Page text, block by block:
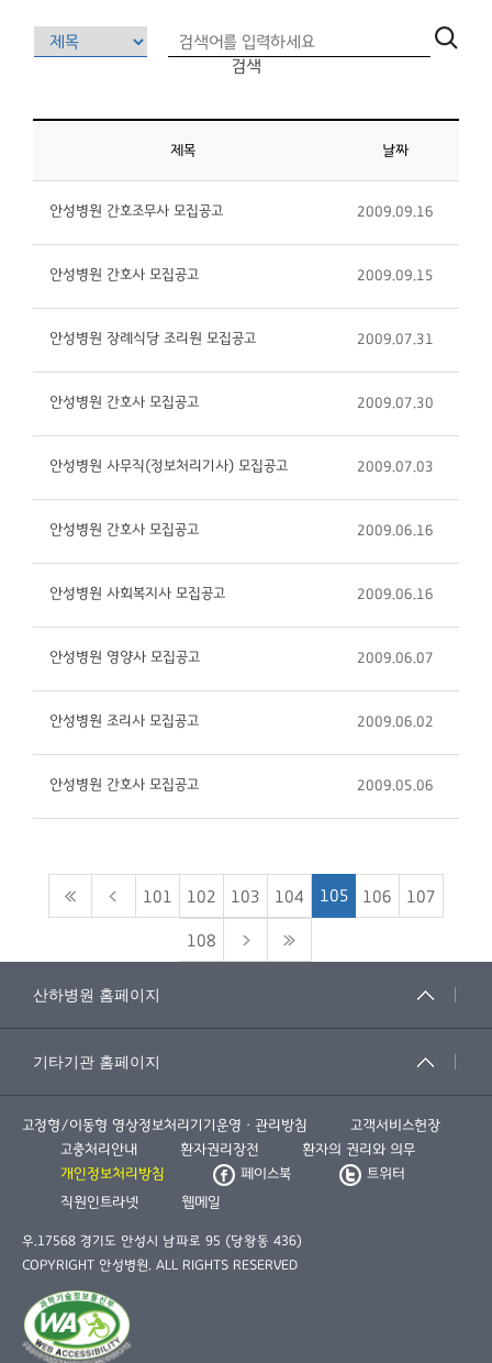
검색
제목 날짜
안성병원 간호조무사 모집공고 2009.09.16
안성병원 간호사 모집공고 2009.09.15
안성병원 장례식당 조리원 모집공고 2009.07.31
안성병원 간호사 모집공고 2009.07.30
안성병원 사무직(정보처리기사) 모집공고 2009.07.03
안성병원 간호사 모집공고 2009.06.16
안성병원 사회복지사 모집공고 2009.06.16
안성병원 영양사 모집공고 2009.06.07
안성병원 조리사 모집공고 2009.06.02
안성병원 간호사 모집공고 2009.05.06
101 102 103 104 105 106 107
108
고정형/이동형 영상정보처리기기운영ㆍ관리방침
고객서비스헌장
고충처리안내
환자권리장전
환자의 권리와 의무
개인정보처리방침
페이스북
트위터
직원인트라넷
웹메일
우.17568 경기도 안성시 남파로 95 (당왕동 436)
COPYRIGHT 안성병원. ALL RIGHTS RESERVED